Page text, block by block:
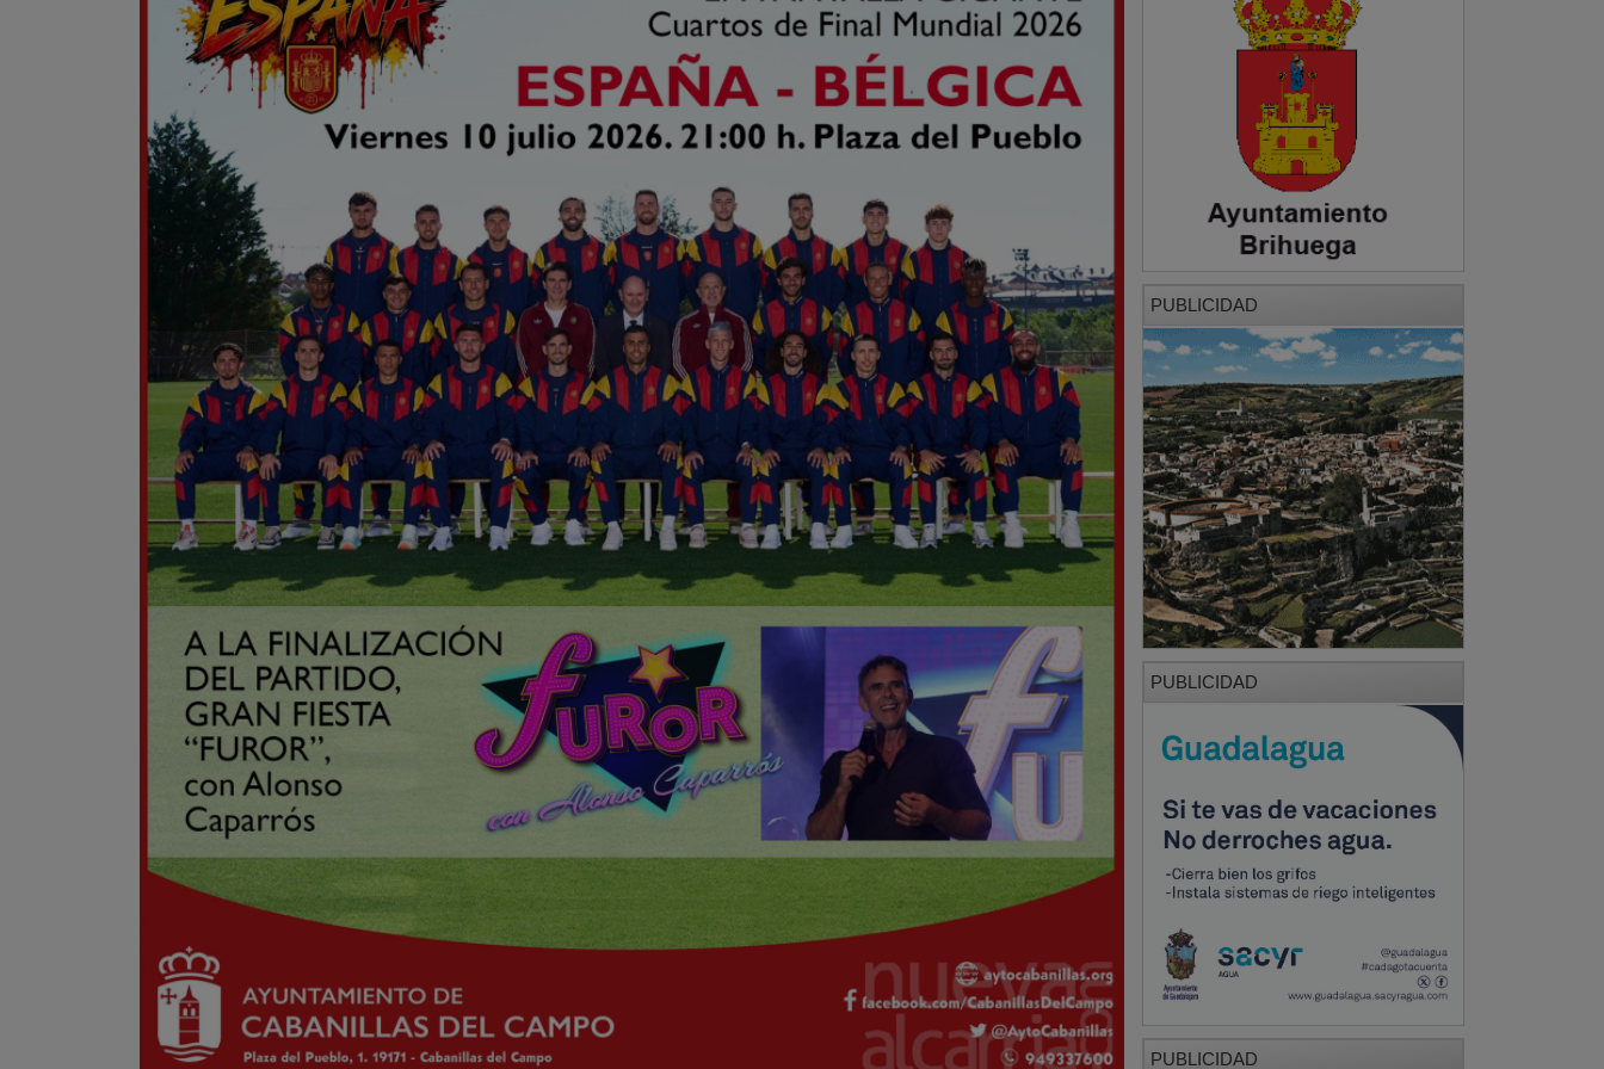
Cabanillas del Campo retransmitirá el España-Bélgica en pantalla
PUBLICIDAD
PUBLICIDAD
PUBLICIDAD